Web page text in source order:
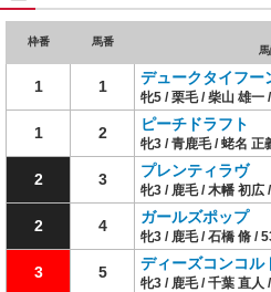
枠番 馬番
1 1 デュークタイフー
牝5 / 栗毛 / 柴山 雄一
1 2 ピーチドラフト
牝3 / 青鹿毛 / 蛯名 正
2 3 プレンティラヴ
牝3 / 鹿毛 / 木幡 初広
2 4 ガールズポップ
牝3 / 鹿毛 / 石橋 脩 /
3 5 ディーズコンコル
牝3 / 鹿毛 / 千葉 直人